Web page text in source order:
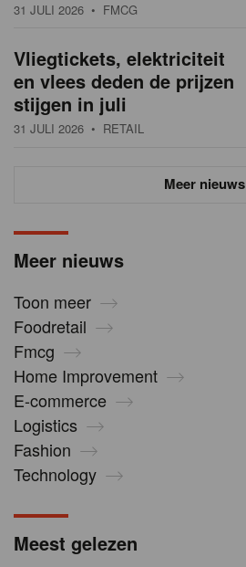
Meer nieuws
Toon meer
Foodretail
Fmcg
Home Improvement
E-commerce
Logistics
Fashion
Technology
31 JULI 2026 • FMCG
Vliegtickets, elektriciteit
en vlees deden de prijzen
stijgen in juli
31 JULI 2026 • RETAIL
Meer nieuws
Meest gelezen